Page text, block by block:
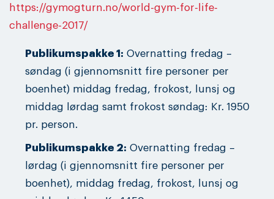
https://gymogturn.no/world-gym-for-life-
challenge-2017/
Publikumspakke 1: Overnatting fredag –
søndag (i gjennomsnitt fire personer per
boenhet) middag fredag, frokost, lunsj og
middag lørdag samt frokost søndag: Kr. 1950
pr. person.
Publikumspakke 2: Overnatting fredag –
lørdag (i gjennomsnitt fire personer per
boenhet), middag fredag, frokost, lunsj og